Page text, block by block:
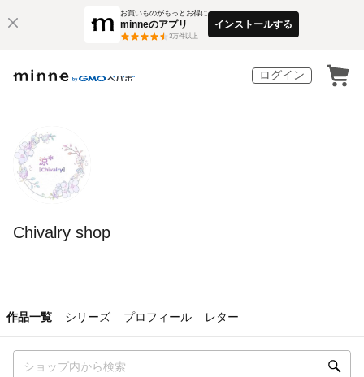
お買いものがもっとお得に
minneのアプリ
3万件以上
インストールする
ログイン
Chivalry shop
作品一覧 シリーズ プロフィール レター